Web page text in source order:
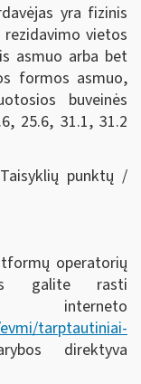
yra fizinis
vietos
asmuo arba bet
formos asmuo,
buveinės
25.6, 31.1, 31.2
punktų /
operatorių
galite rasti
tarptautiniai-
direktyva